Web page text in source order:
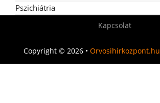
Pszichiátria
Kapcsolat
Copyright © 2026 • Orvosihirkozpont.hu